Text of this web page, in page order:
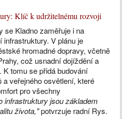
Klíč k udržitelnému rozvoji
se Kladno zaměřuje i na
V plánu je
hromadné dopravy, včetně
což usnadní dojíždění a
tomu se přidá budování
veřejného osvětlení, které
pro všechny
infrastruktury jsou základem
života,"potvrzuje radní Rys.